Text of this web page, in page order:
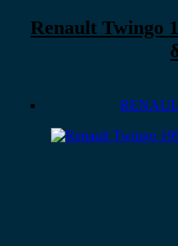
Renault Twingo